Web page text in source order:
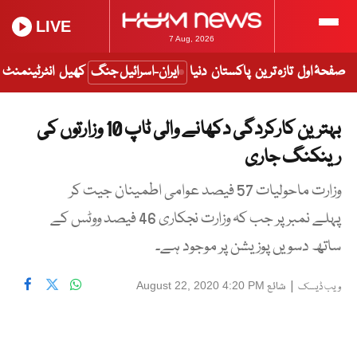
7 Aug, 2026
LIVE
صفحۂ اول تازہ ترین پاکستان دنیا ایران-اسرائیل جنگ کھیل انٹرٹینمنٹ
بہترین کارکردگی دکھانے والی ٹاپ 10 وزارتوں کی
رینکنگ جاری
وزارت ماحولیات 57 فیصد عوامی اطمینان جیت کر
پہلے نمبر پر جب کہ وزارت نجکاری 46 فیصد ووٹس کے
ساتھ دسویں پوزیشن پر موجود ہے۔
ویب ڈیسک | شائع August 22, 2020 4:20 PM